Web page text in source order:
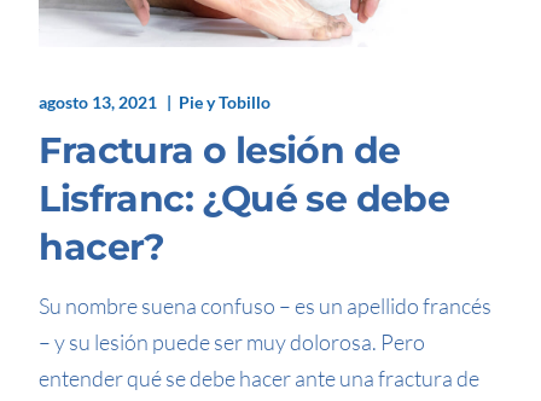
agosto 13, 2021 Pie y Tobillo
Fractura o lesión de
Lisfranc: ¿Qué se debe
hacer?
Su nombre suena confuso – es un apellido francés
– y su lesión puede ser muy dolorosa. Pero
entender qué se debe hacer ante una fractura de